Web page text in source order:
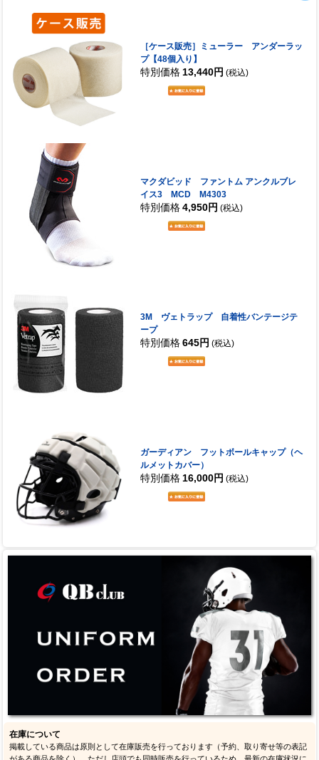
［ケース販売］ミューラー アンダーラッ
プ【48個入り】
特別価格 13,440円 (税込)
マクダビッド ファントム アンクルブレ
イス3 MCD M4303
特別価格 4,950円 (税込)
3M ヴェトラップ 自着性バンテージテ
ープ
特別価格 645円 (税込)
ガーディアン フットボールキャップ（ヘ
ルメットカバー）
特別価格 16,000円 (税込)
在庫について
掲載している商品は原則として在庫販売を行っております（予約、取り寄せ等の表記